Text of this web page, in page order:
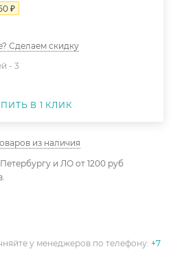
₽
Сделаем скидку
- 3
В 1 КЛИК
из наличия
и ЛО от 1200 руб
у менеджеров по телефону: +7